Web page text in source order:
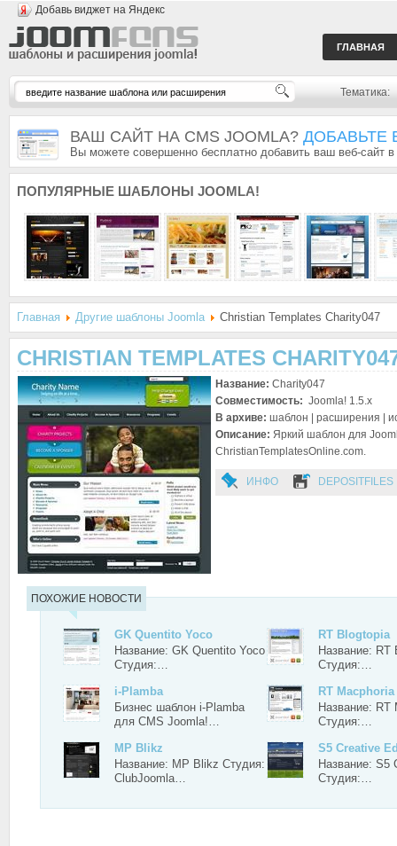
Добавь виджет на Яндекс
ГЛАВНАЯ
Тематика:
ВАШ САЙТ НА CMS JOOMLA? ДОБАВЬТЕ
Вы можете совершенно бесплатно добавить ваш веб-сайт
ПОПУЛЯРНЫЕ ШАБЛОНЫ JOOMLA!
Главная Другие шаблоны Joomla Christian Templates Charity047
CHRISTIAN TEMPLATES
Название: Charity047
Совместимость: Joomla! 1.5.x
В архиве: шаблон | расширения |
Описание: Яркий шаблон для
ChristianTemplatesOnline.com.
ИНФО DEPOSITFILES
ПОХОЖИЕ НОВОСТИ
GK Quentito Yoco
Название: GK Quentito Yoco
Студия:…
RT Blogtopia
Название: RT
Студия:…
i-Plamba
Бизнес шаблон i-Plamba
для CMS Joomla!…
RT Macphoria
Название: RT
Студия:…
MP Blikz
Название: MP Blikz Студия:
ClubJoomla…
S5 Creative
Название: S5
Студия:…